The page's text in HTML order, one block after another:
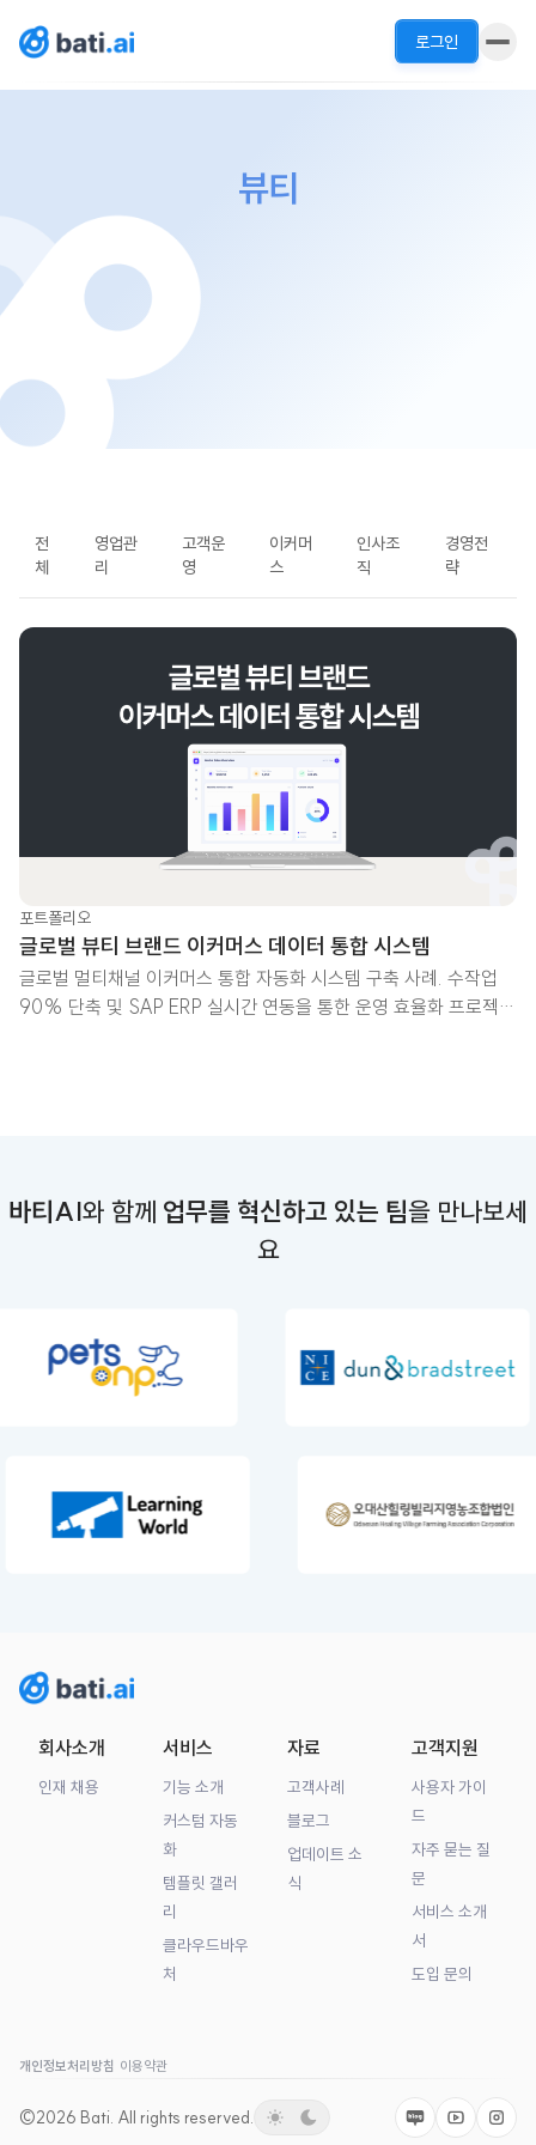
로그인
뷰티
전
체
영업관
리
고객운
영
이커머
스
인사조
직
경영전
략
LATEST
포트폴리오
글로벌 뷰티 브랜드 이커머스 데이터 통합 시스템
글로벌 멀티채널 이커머스 통합 자동화 시스템 구축 사례. 수작업
90% 단축 및 SAP ERP 실시간 연동을 통한 운영 효율화 프로젝트
바티AI와 함께 업무를 혁신하고 있는 팀을 만나보세
요
회사소개
인재 채용
서비스
기능 소개
커스텀 자동
화
템플릿 갤러
리
클라우드바우
처
자료
고객사례
블로그
업데이트 소
식
고객지원
사용자 가이
드
자주 묻는 질
문
서비스 소개
서
도입 문의
개인정보처리방침 이용약관
©2026 Bati. All rights reserved.
NaverYoutube